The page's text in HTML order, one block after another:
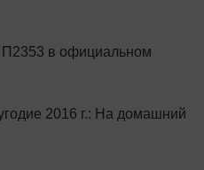
П2353 в официальном
2016 г.: На домашний